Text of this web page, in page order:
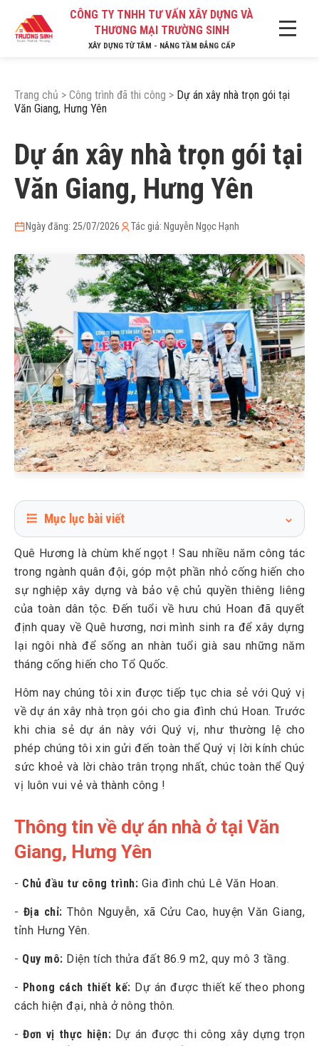
CÔNG TY TNHH TƯ VẤN XÂY DỰNG VÀ
THƯƠNG MẠI TRƯỜNG SINH
XÂY DỰNG TỪ TÂM - NÂNG TẦM ĐẲNG CẤP
Trang chủ > Công trình đã thi công > Dự án xây nhà trọn gói tại
Văn Giang, Hưng Yên
Dự án xây nhà trọn gói tại
Văn Giang, Hưng Yên
Ngày đăng: 25/07/2026 Tác giả: Nguyễn Ngọc Hạnh
Mục lục bài viết
Vì sao chú Hoan lựa chọn dịch vụ xây nhà trọn gói tại
3 Vì sao Cô - Chú Hoan sử dụng dịch vụ xây nhà trọn gói của
Trường Sinh?
4 Trường Sinh mang đến chất lượng cho công trình nhà chú
Hoan
Trường Sinh đem đến sự hài lòng cho gia đình chú Hoan
6
Trường Sinh thay đổi cách nhìn về dịch vụ xây nhà trọn gói
cho mỗi người dân nơi đây!
7 Chất lượng công trình - Giá trị cốt lõi tại Trường Sinh
Quê Hương là chùm khế ngọt ! Sau nhiều năm công tác
trong ngành quân đội, góp một phần nhỏ cống hiến cho
sự nghiệp xây dựng và bảo vệ chủ quyền thiêng liêng
của toàn dân tộc. Đến tuổi về hưu chú Hoan đã quyết
định quay về Quê hương, nơi mình sinh ra để xây dựng
lại ngôi nhà để sống an nhàn tuổi già sau những năm
tháng cống hiến cho Tổ Quốc.
Hôm nay chúng tôi xin được tiếp tục chia sẻ với Quý vị
về dự án xây nhà trọn gói cho gia đình chú Hoan. Trước
khi chia sẻ dự án này với Quý vị, như thường lệ cho
phép chúng tôi xin gửi đến toàn thể Quý vị lời kính chúc
sức khoẻ và lời chào trân trọng nhất, chúc toàn thể Quý
vị luôn vui vẻ và thành công !
Thông tin về dự án nhà ở tại Văn
Giang, Hưng Yên
- Chủ đầu tư công trình: Gia đình chú Lê Văn Hoan.
- Địa chỉ: Thôn Nguyễn, xã Cửu Cao, huyện Văn Giang,
tỉnh Hưng Yên.
- Quy mô: Diện tích thửa đất 86.9 m2, quy mô 3 tầng.
- Phong cách thiết kế: Dự án được thiết kế theo phong
cách hiện đại, nhà ở nông thôn.
-Đơn vị thực hiện: Dự án được thi công xây dựng trọn